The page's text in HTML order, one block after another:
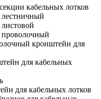
кабельных лотков
кронштейн для
для кабельных
для кабельных лотков